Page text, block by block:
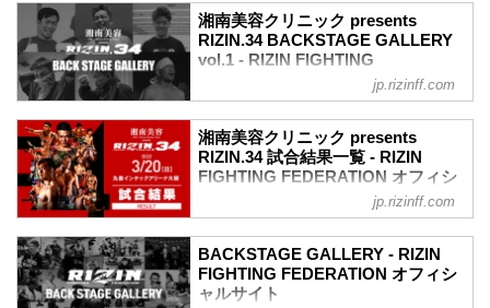
湘南美容クリニック presents
RIZIN.34 BACKSTAGE GALLERY
vol.1 - RIZIN FIGHTING
FEDERATION オフィシャルサイト
収めた「BACKSTAGE GALLERY」
OPENING FIGHT〜第9試合までのvol.2は
こちら
4
4
第15試合 ／皇治 vs. 梅野源治
3
jp.rizinff.com
湘南美容クリニック presents
RIZIN.34 試合結果一覧 - RIZIN
FIGHTING FEDERATION オフィシ
原京平
Full Fight | 弥益ドミネーター聡志 vs. 萩
原京平 / Satoshi“Dominator”Yamasu vs.
jp.rizinff.com
BACKSTAGE GALLERY - RIZIN
FIGHTING FEDERATION オフィシ
ャルサイト